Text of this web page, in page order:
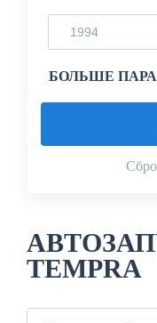
БОЛЬШЕ
TEMPRA